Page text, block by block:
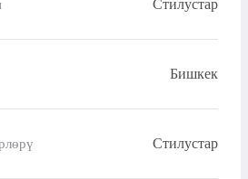
Стилустар
Бишкек
Стилустар